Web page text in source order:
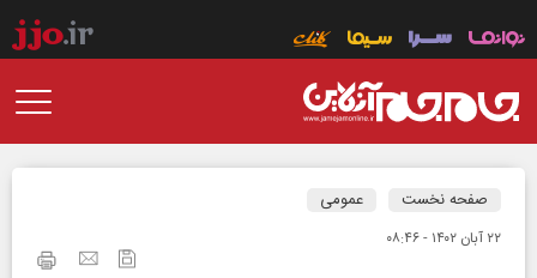
صفحه نخست عمومی
۲۲ آبان ۱۴۰۲ - ۰۸:۴۶